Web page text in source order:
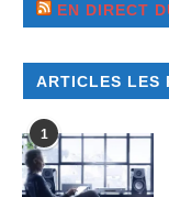
EN DIRECT
ARTICLES LES
1